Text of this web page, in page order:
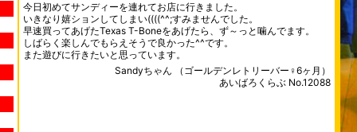
今日初めてサンディーを連れてお店に行きました。
いきなり嬉ションしてしまい((((^^;すみませんでした。
早速買ってあげたTexas T-Boneをあげたら、ず～っと噛んでます。
しばらく楽しんでもらえそうで良かった^^です。
また遊びに行きたいと思っています。
Sandyちゃん （ゴールデンレトリーバー♀6ヶ月）
あいばろくらぶ No.12088